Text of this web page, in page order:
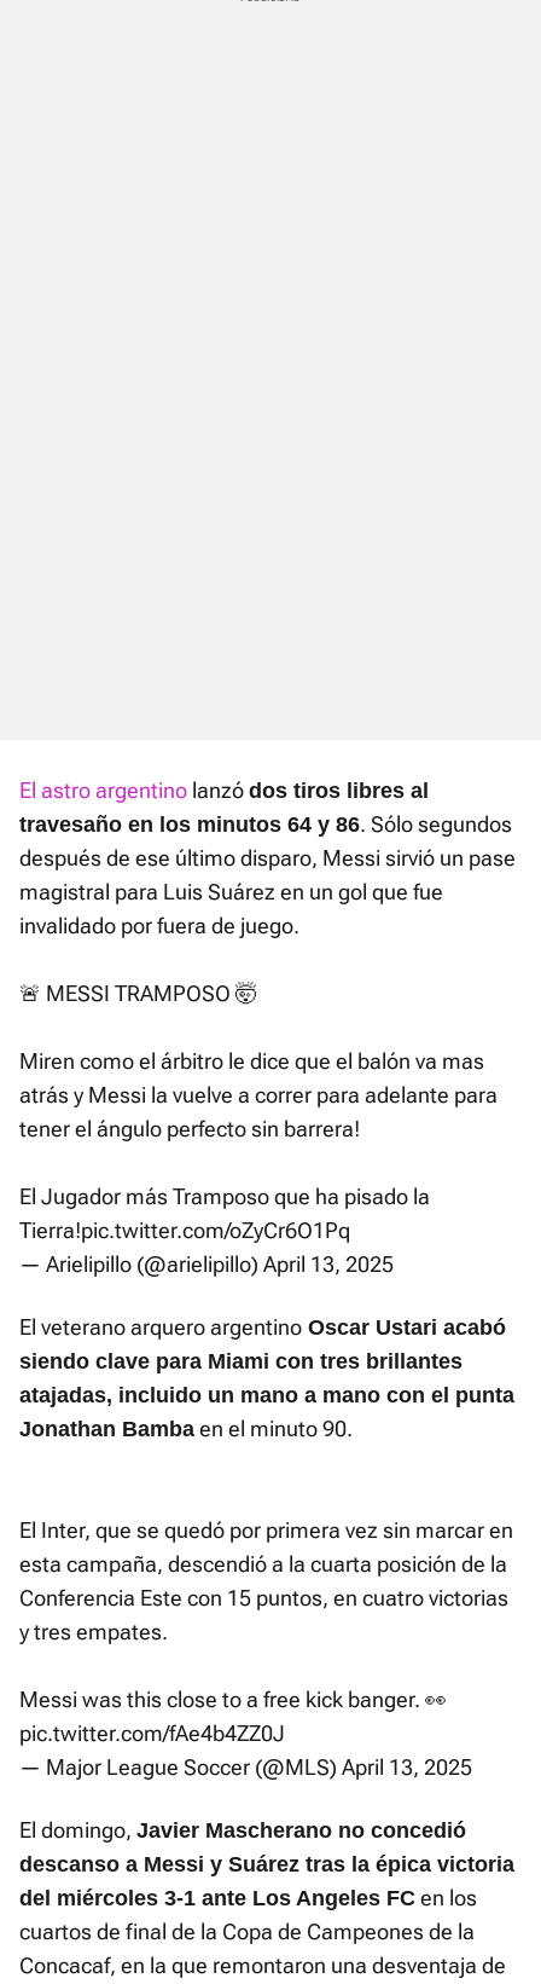
El astro argentino lanzó dos tiros libres al
travesaño en los minutos 64 y 86. Sólo segundos
después de ese último disparo, Messi sirvió un pase
magistral para Luis Suárez en un gol que fue
invalidado por fuera de juego.
🚨 MESSI TRAMPOSO 🤯
Miren como el árbitro le dice que el balón va mas
atrás y Messi la vuelve a correr para adelante para
tener el ángulo perfecto sin barrera!
El Jugador más Tramposo que ha pisado la
Tierra!pic.twitter.com/oZyCr6O1Pq
— Arielipillo (@arielipillo) April 13, 2025
El veterano arquero argentino Oscar Ustari acabó
siendo clave para Miami con tres brillantes
atajadas, incluido un mano a mano con el punta
Jonathan Bamba en el minuto 90.
El Inter, que se quedó por primera vez sin marcar en
esta campaña, descendió a la cuarta posición de la
Conferencia Este con 15 puntos, en cuatro victorias
y tres empates.
Messi was this close to a free kick banger. 👀
pic.twitter.com/fAe4b4ZZ0J
— Major League Soccer (@MLS) April 13, 2025
El domingo, Javier Mascherano no concedió
descanso a Messi y Suárez tras la épica victoria
del miércoles 3-1 ante Los Angeles FC en los
cuartos de final de la Copa de Campeones de la
Concacaf, en la que remontaron una desventaja de